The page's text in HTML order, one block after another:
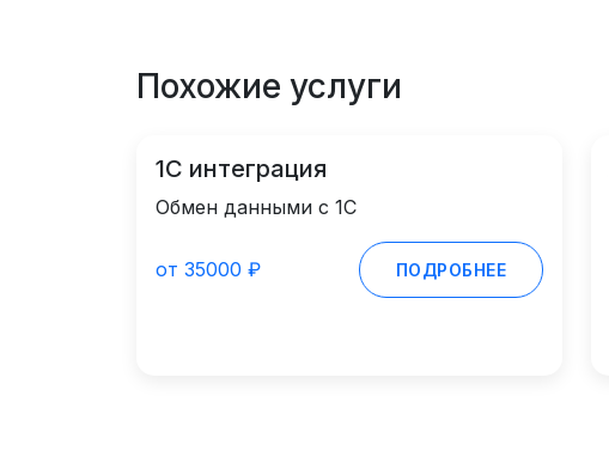
Похожие услуги
1С интеграция
Обмен данными с 1С
от 35000 ₽ ПОДРОБНЕЕ